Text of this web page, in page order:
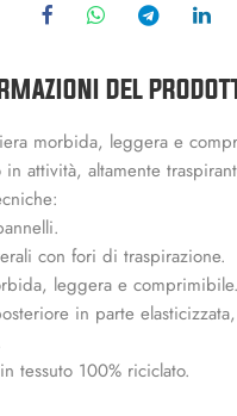
DEL
morbida, leggera e
in attività, altamente
con fori di traspirazione.
leggera e comprimibile.
in parte
tessuto 100% riciclato.